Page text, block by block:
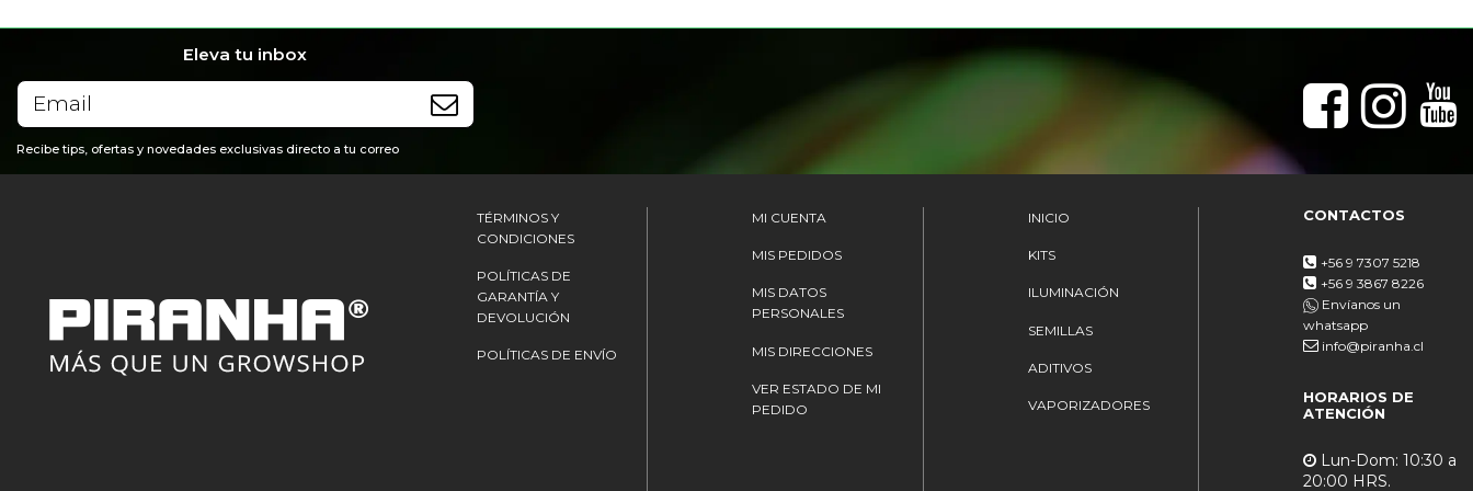
Eleva tu inbox
Recibe tips, ofertas y novedades exclusivas directo a tu correo
TÉRMINOS Y
CONDICIONES
POLÍTICAS DE
GARANTÍA Y
DEVOLUCIÓN
POLÍTICAS DE ENVÍO
MI CUENTA
MIS PEDIDOS
MIS DATOS
PERSONALES
MIS DIRECCIONES
VER ESTADO DE MI
PEDIDO
INICIO
KITS
ILUMINACIÓN
SEMILLAS
ADITIVOS
VAPORIZADORES
CONTACTOS
+56 9 7307 5218
+56 9 3867 8226
Envíanos un
whatsapp
info@piranha.cl
HORARIOS DE
ATENCIÓN
Lun-Dom: 10:30 a
20:00 HRS.